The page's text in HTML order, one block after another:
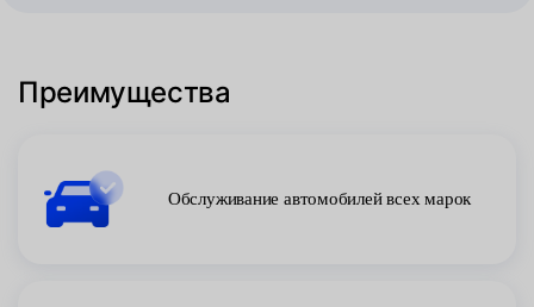
Преимущества
Обслуживание автомобилей всех марок